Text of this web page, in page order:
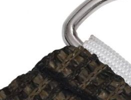
Платно-сенник, 160 г/м²,
Please select credit institution
Цена на продукта: €34.00
Extraction of information from
Предоставената таблица е с
Добавете продукта в
количката" и при поръчка ще
вноски на кредита.
Acest tabel are caracter
coșul de cumpărături unde veți